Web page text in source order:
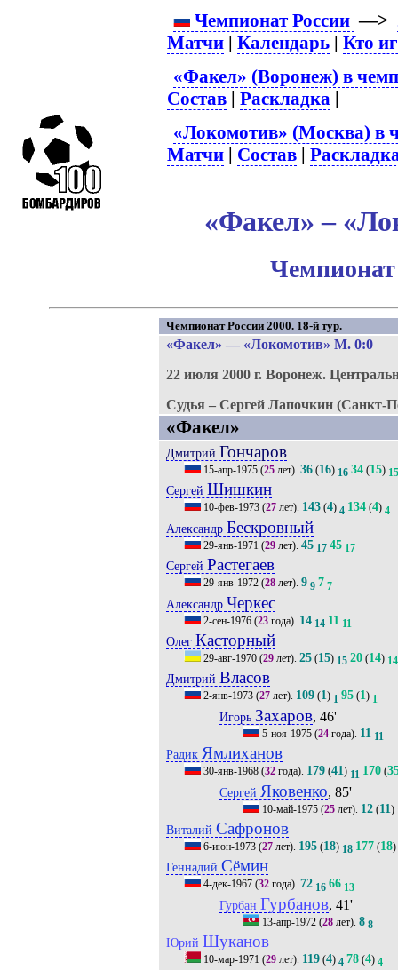
Чемпионат России —>
Матчи |Календарь |Кто
«Факел» (Воронеж) в
Состав |Раскладка |
«Локомотив» (Москва) в
Матчи | Состав |
«Факел» –
Чемпионат
Чемпионат России 2000. 18-й тур.
«Факел» — «Локомотив» М. 0:0
22 июля 2000 г. Воронеж.
Судья – Сергей Лапочкин (Санкт-
«Факел»
Дмитрий Гончаров
15-апр-1975(25лет). 36(16) 16 34(15) 15
Сергей Шишкин
10-фев-1973(27лет). 143(4) 4 134(4) 4
Александр Бескровный
29-янв-1971 (29лет). 45 17 45 17
Сергей Растегаев
29-янв-1972(28лет). 9 9 7 7
Александр Черкес
2-сен-1976(23года). 14 14 11 11
Олег Касторный
29-авг-1970(29лет). 25(15) 15 20(14) 14
Дмитрий Власов
2-янв-1973(27лет). 109(1) 1 95(1) 1
Игорь Захаров, 46'
5-ноя-1975 (24 года). 11 11
Радик Ямлиханов
30-янв-1968(32года). 179(41) 11 170(
Сергей Яковенко, 85'
10-май-1975 (25 лет). 12 (11)
Виталий Сафронов
6-июн-1973(27лет). 195(18) 18 177(18)
Геннадий Сёмин
4-дек-1967(32года). 72 16 66 13
Гурбан Гурбанов, 41'
13-апр-1972 (28 лет).8 8
Юрий Шуканов
10-мар-1971 (29лет). 119(4) 4 78(4) 4